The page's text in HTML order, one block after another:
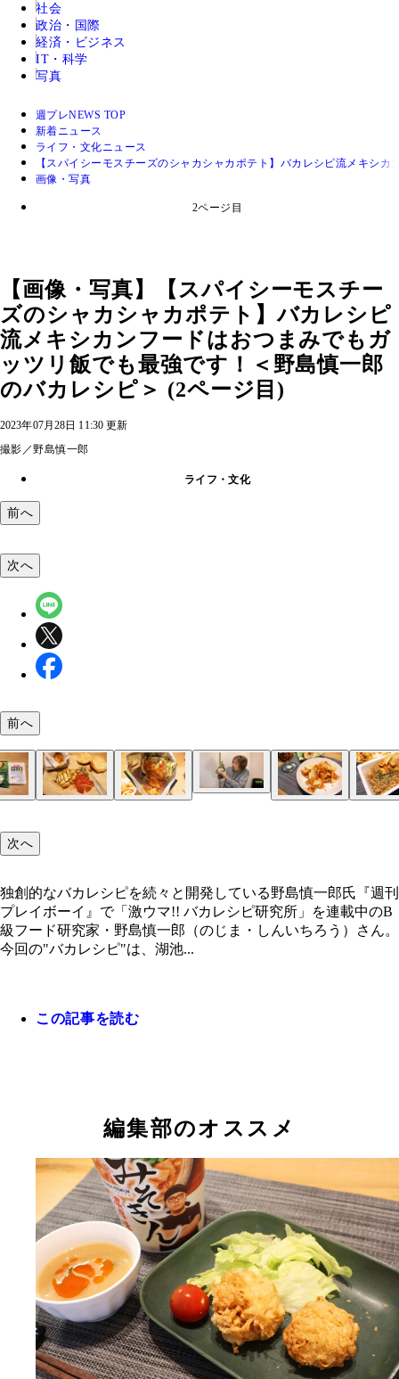
社会
政治・国際
経済・ビジネス
IT・科学
写真
週プレNEWS TOP
新着ニュース
ライフ・文化ニュース
【スパイシーモスチーズのシャカシャカポテト】バカレシピ流メキシ
画像・写真
2ページ目
【画像・写真】【スパイシーモスチー
ズのシャカシャカポテト】バカレシピ
流メキシカンフードはおつまみでもガ
ッツリ飯でも最強です！＜野島慎一郎
のバカレシピ＞ (2ページ目)
2023年07月28日 11:30 更新
撮影／野島慎一郎
ライフ・文化
前へ
（３）シェイク！ 袋の開いた部分をしっかり握
び散らないように気をつけながら激しくシャカシ
独創的なバカレシピを続々と開発している野島慎
次へ
前へ
次へ
独創的なバカレシピを続々と開発している野島慎一郎氏『週刊
プレイボーイ』で「激ウマ!! バカレシピ研究所」を連載中のB
級フード研究家・野島慎一郎（のじま・しんいちろう）さん。
今回の"バカレシピ"は、湖池...
この記事を読む
編集部のオススメ